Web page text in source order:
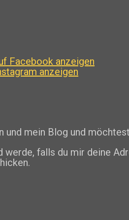
Facebook anzeigen
anzeigen
und mein Blog und
werde, falls du mir deine